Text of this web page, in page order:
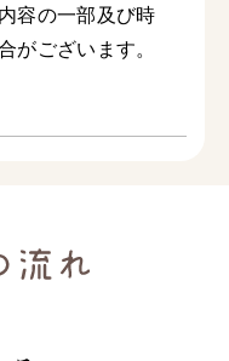
容の一部及び時
がございます。